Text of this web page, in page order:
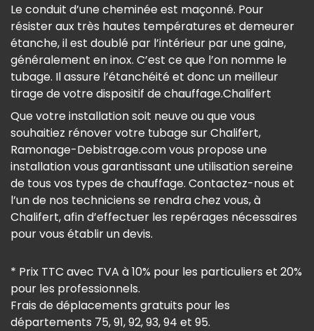
Le conduit d’une cheminée est maçonné. Pour
résister aux très hautes températures et demeurer
étanche, il est doublé par l’intérieur par une gaine,
généralement en inox. C’est ce que l’on nomme le
tubage. Il assure l’étanchéité et donc un meilleur
tirage de votre dispositif de chauffage.Chalifert
Que votre installation soit neuve ou que vous
souhaitiez rénover votre tubage sur Chalifert,
Ramonage-Debistrage.com vous propose une
installation vous garantissant une utilisation sereine
de tous vos types de chauffage. Contactez-nous et
l’un de nos techniciens se rendra chez vous, à
Chalifert, afin d’effectuer les repérages nécessaires
pour vous établir un devis.
* Prix TTC avec TVA à 10% pour les particuliers et 20%
pour les professionnels.
Frais de déplacements gratuits pour les
départements 75, 91, 92, 93, 94 et 95.